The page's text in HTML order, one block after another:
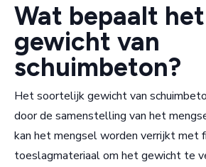
Wat bepaalt het
gewicht van
schuimbeton?
Het soortelijk gewicht van
door de samenstelling van het
kan het mengsel worden verrijkt met
toeslagmateriaal om het gewicht te